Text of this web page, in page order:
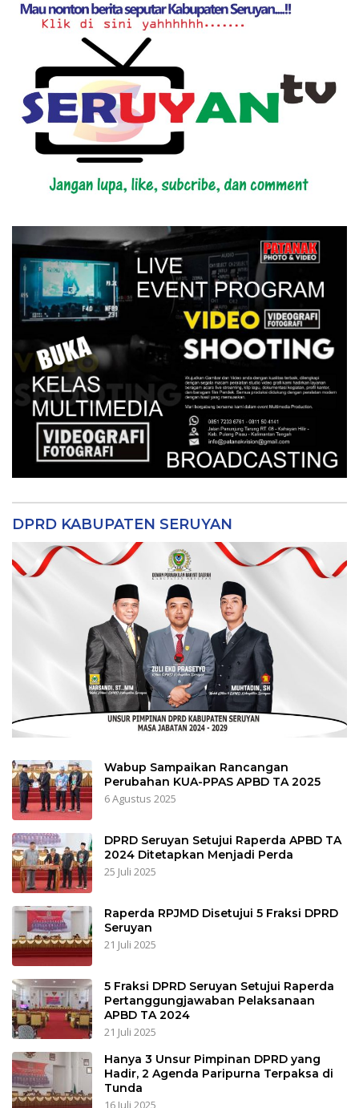
DPRD KABUPATEN SERUYAN
Wabup Sampaikan Rancangan
Perubahan KUA-PPAS APBD TA 2025
6 Agustus 2025
DPRD Seruyan Setujui Raperda APBD TA
2024 Ditetapkan Menjadi Perda
25 Juli 2025
Raperda RPJMD Disetujui 5 Fraksi DPRD
Seruyan
21 Juli 2025
5 Fraksi DPRD Seruyan Setujui Raperda
Pertanggungjawaban Pelaksanaan
APBD TA 2024
21 Juli 2025
Hanya 3 Unsur Pimpinan DPRD yang
Hadir, 2 Agenda Paripurna Terpaksa di
Tunda
16 Juli 2025